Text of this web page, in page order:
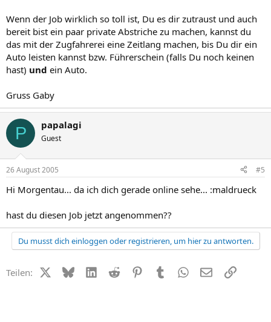
Wenn der Job wirklich so toll ist, Du es dir zutraust und auch
bereit bist ein paar private Abstriche zu machen, kannst du
das mit der Zugfahrerei eine Zeitlang machen, bis Du dir ein
Auto leisten kannst bzw. Führerschein (falls Du noch keinen
hast) und ein Auto.
Gruss Gaby
P papalagi
Guest
26 August 2005 #5
Hi Morgentau... da ich dich gerade online sehe... :maldrueck
hast du diesen Job jetzt angenommen??
Du musst dich einloggen oder registrieren, um hier zu antworten.
Teilen: X (Twitter)
BlueskyLinkedIn
Reddit PinterestTumblr WhatsApp
E-MailLink